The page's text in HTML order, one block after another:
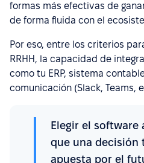
formas más efectivas de
de forma fluida con el
Por eso, entre los criterios
RRHH, la capacidad de
como tu ERP, sistema
comunicación (Slack, Teams,
Elegir el software
que una decisión
apuesta por el